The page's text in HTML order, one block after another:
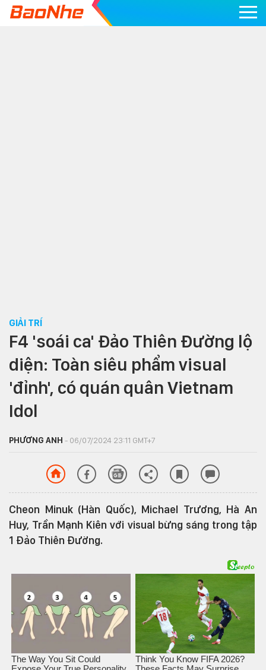
GIẢI TRÍ
F4 'soái ca' Đảo Thiên Đường lộ
diện: Toàn siêu phẩm visual
'đỉnh', có quán quân Vietnam
Idol
PHƯƠNG ANH - 06/07/2024 23:11 GMT+7
Cheon Minuk (Hàn Quốc), Michael Trương, Hà An
Huy, Trần Mạnh Kiên với visual bừng sáng trong tập
1 Đảo Thiên Đường.